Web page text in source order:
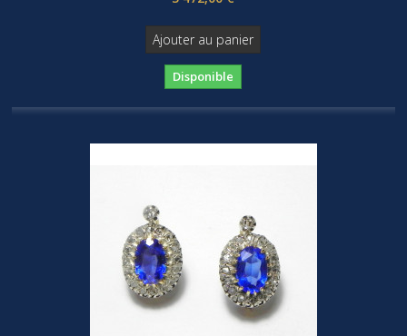
Ajouter au panier
Disponible